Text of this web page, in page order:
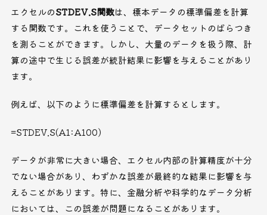
エクセルのSTDEV.S関数は、標本データの標準偏差を計算
する関数です。これを使うことで、データセットのばらつき
を測ることができます。しかし、大量のデータを扱う際、計
算の途中で生じる誤差が統計結果に影響を与えることがあり
ます。
例えば、以下のように標準偏差を計算するとします。
=STDEV.S(A1:A100)
データが非常に大きい場合、エクセル内部の計算精度が十分
でない場合があり、わずかな誤差が最終的な結果に影響を与
えることがあります。特に、金融分析や科学的なデータ分析
においては、この誤差が問題になることがあります。